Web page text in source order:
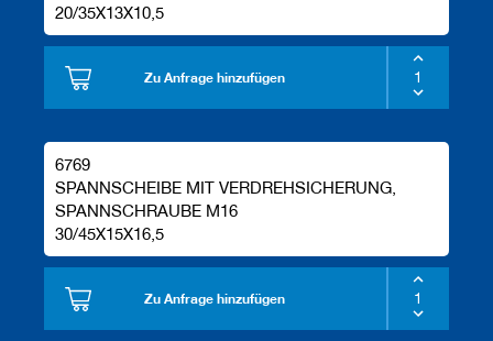
20/35X13X10,5
Zu Anfrage hinzufügen
6769
SPANNSCHEIBE MIT VERDREHSICHERUNG,
SPANNSCHRAUBE M16
30/45X15X16,5
Zu Anfrage hinzufügen